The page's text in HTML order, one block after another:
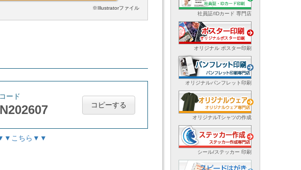
※Illustratorファイル
ード
コピーする
こちら▼▼
社員証/IDカード 専門店
オリジナル ポスター印刷
オリジナルパンフレット印刷
オリジナルTシャツの作成
シール/ステッカー 印刷